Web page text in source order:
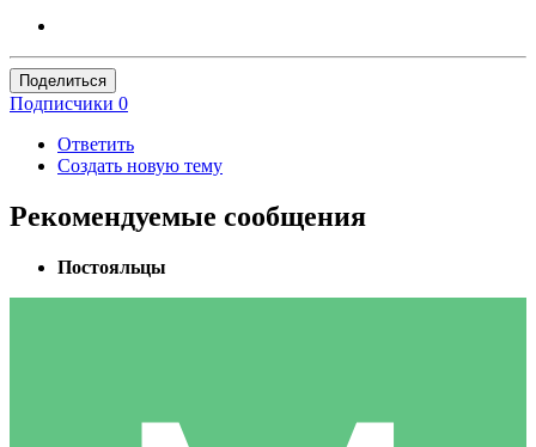
Поделиться
Подписчики 0
Ответить
Создать новую тему
Рекомендуемые сообщения
Постояльцы